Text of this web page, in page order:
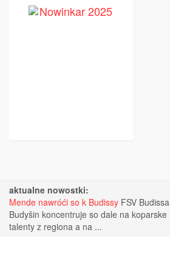
aktualne nowostki:
Mende nawróći so k Budissy FSV Budissa
Budyšin koncentruje so dale na koparske
talenty z regiona a na ...